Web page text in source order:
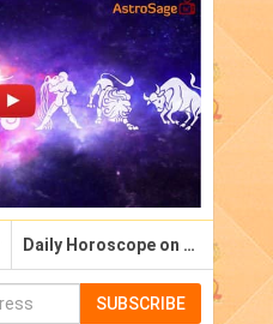
Daily Horoscope on Email
SUBSCRIBE